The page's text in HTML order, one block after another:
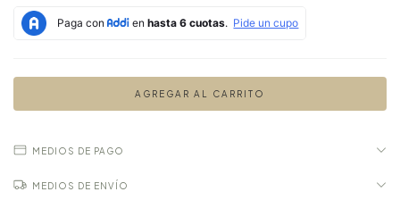
MEDIOS DE PAGO
MEDIOS DE ENVÍO